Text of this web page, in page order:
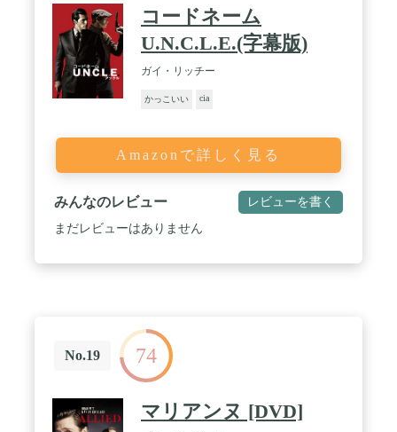
コードネーム
U.N.C.L.E.(字幕版)
ガイ・リッチー
かっこいい cia
Amazonで詳しく見る
みんなのレビュー レビューを書く
まだレビューはありません
No.19 74
マリアンヌ [DVD]